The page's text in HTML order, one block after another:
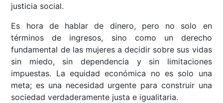
justicia social.
Es hora de hablar de dinero, pero no solo en
términos de ingresos, sino como un derecho
fundamental de las mujeres a decidir sobre sus vidas
sin miedo, sin dependencia y sin limitaciones
impuestas. La equidad económica no es solo una
meta; es una necesidad urgente para construir una
sociedad verdaderamente justa e igualitaria.